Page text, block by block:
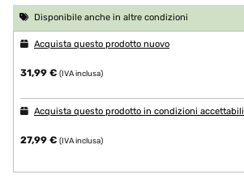
Disponibile anche in altre condizioni
Acquista questo prodotto nuovo
31,99 € (IVA inclusa)
Acquista questo prodotto in condizioni accettabili
27,99 € (IVA inclusa)